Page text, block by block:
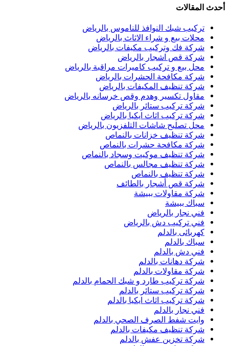
أحدث المقالات
تركيب شبك النوافذ للناموس بالرياض
محلات بيع و شراء الاثاث بالرياض
شركة فك وتركيب مكيفات بالرياض
شركة قص اشجار بالرياض
محل بيع و تركيب كاميرات مراقبة بالرياض
شركة مكافحة الحشرات بالرياض
شركة تنظيف المكيفات بالرياض
مقاول تكسير وهدم وقص خرسانه بالرياض
شركة تركيب ستائر بالرياض
شركة تركيب اثاث ايكيا بالرياض
محل تصليح شاشات التلفزيون بالرياض
شركة تنظيف خزانات بالنماص
شركة مكافحة حشرات بالنماص
شركة تنظيف موكيت وسجاد بالنماص
شركة تنظيف مجالس بالنماص
شركة تنظيف بالنماص
شركة قص أشجار بالطائف
شركة مقاولات ببيشة
سباك ببيشة
فني نجار بالرياض
فني تركيب دش بالرياض
كهربائى بالدلم
سباك بالدلم
فني دش بالدلم
شركة دهانات بالدلم
شركة مقاولات بالدلم
شركة تركيب طارد و شبك الحمام بالدلم
شركة تركيب ستائر بالدلم
شركة تركيب اثاث ايكيا بالدلم
فني نجار بالدلم
وايت شفط الصرف الصحي بالدلم
شركة تنظيف مكيفات بالدلم
شركة تخزين عفش بالدلم